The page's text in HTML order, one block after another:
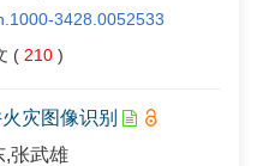
3428.0052533
( 210 )
灾图像识别
,张武雄